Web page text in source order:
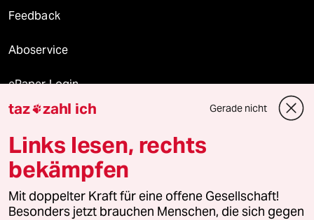
Feedback
Aboservice
ePaper Login
Downloads für Abonnierende
© 2026 taz Verlags und Vertriebs GmbH
Alle Rechte vorbehalten. Bei rechtlichen Fragen oder für Genehmigungen
wenden Sie sich bitte an
lizenzen@taz.de
taz zahl ich Gerade nicht
Links lesen, rechts
bekämpfen
Mit doppelter Kraft für eine offene Gesellschaft!
Besonders jetzt brauchen Menschen, die sich gegen